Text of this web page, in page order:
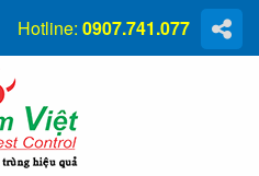
Hotline: 0907.741.077